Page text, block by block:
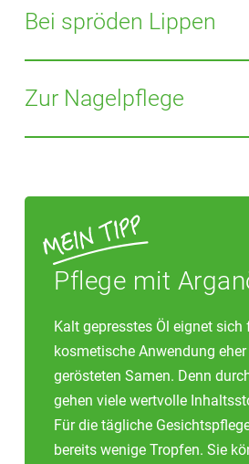
schädlichen Umwelteinflüssen.
feuchtigkeitsspendenden
und seinen nicht komedogenen
Schuppenbildung nimmt ab und
nach.
Bei spröden Lippen
Pflegendes Arganöl erhält die
und spendet rissigen, spröden
Feuchtigkeit.
Zur Nagelpflege
Arganöl schützt und nährt Nägel
Nägeln und rissiger Nagelhaut
Pflege mit
Kalt gepresstes Öl eignet sich
kosmetische Anwendung
gerösteten Samen. Denn
gehen viele wertvolle
Für die tägliche
bereits wenige Tropfen. Sie